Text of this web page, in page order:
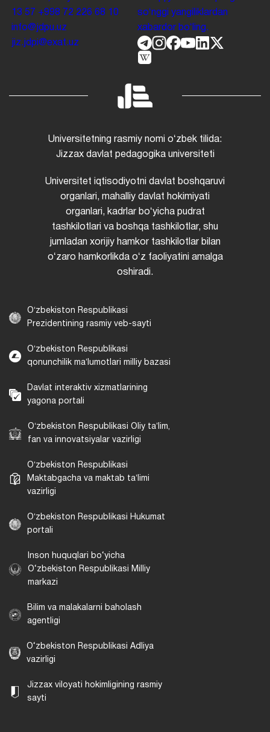
13 57 +998 72 226 68 10
info@jdpu.uz
jiz.jdpi@exat.uz
soʻnggi yangiliklardan
xabardor boʻling.
Universitetning rasmiy nomi oʻzbek tilida:
Jizzax davlat pedagogika universiteti
Universitet iqtisodiyotni davlat boshqaruvi
organlari, mahalliy davlat hokimiyati
organlari, kadrlar boʻyicha pudrat
tashkilotlari va boshqa tashkilotlar, shu
jumladan xorijiy hamkor tashkilotlar bilan
oʻzaro hamkorlikda oʻz faoliyatini amalga
oshiradi.
Oʻzbekiston Respublikasi
Prezidentining rasmiy veb-sayti
Oʻzbekiston Respublikasi
qonunchilik maʼlumotlari milliy bazasi
Davlat interaktiv xizmatlarining
yagona portali
Oʻzbekiston Respublikasi Oliy taʼlim,
fan va innovatsiyalar vazirligi
Oʻzbekiston Respublikasi
Maktabgacha va maktab taʼlimi
vazirligi
Oʻzbekiston Respublikasi Hukumat
portali
Inson huquqlari bo‘yicha
O‘zbekiston Respublikasi Milliy
markazi
Bilim va malakalarni baholash
agentligi
O‘zbekiston Respublikasi Adliya
vazirligi
Jizzax viloyati hokimligining rasmiy
sayti